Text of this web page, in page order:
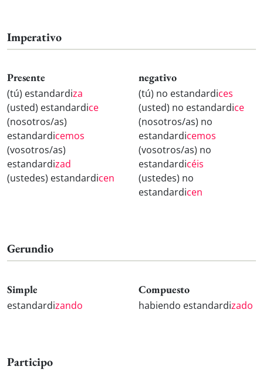
Imperativo
Presente
(tú) estandardiza
(usted) estandardice
(nosotros/as)
estandardicemos
(vosotros/as)
estandardizad
(ustedes) estandardicen
negativo
(tú) no estandardices
(usted) no estandardice
(nosotros/as) no
estandardicemos
(vosotros/as) no
estandardicéis
(ustedes) no
estandardicen
Gerundio
Simple
estandardizando
Compuesto
habiendo estandardizado
Participo